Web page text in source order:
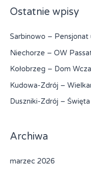
Ostatnie wpisy
Sarbinowo – Pensjonat
Niechorze – OW
Kołobrzeg – Dom
Kudowa-Zdrój –
Duszniki-Zdrój –
Archiwa
marzec 2026